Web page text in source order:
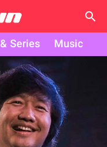
search
Series
Music